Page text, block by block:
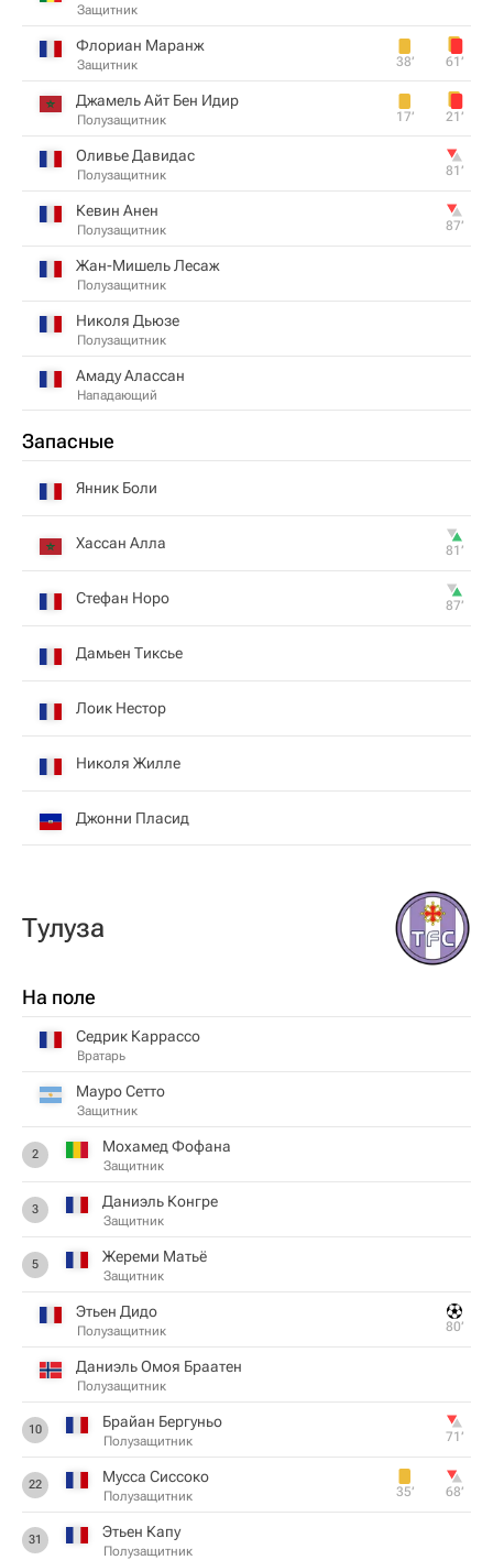
Защитник
Флориан Маранж
Защитник 38‎’‎ 61‎’‎
Джамель Айт Бен Идир
Полузащитник 17‎’‎ 21‎’‎
Оливье Давидас
Полузащитник 81‎’‎
Кевин Анен
Полузащитник 87‎’‎
Жан-Мишель Лесаж
Полузащитник
Николя Дьюзе
Полузащитник
Амаду Алассан
Нападающий
Запасные
Янник Боли
Хассан Алла 81‎’‎
Стефан Норо 87‎’‎
Дамьен Тиксье
Лоик Нестор
Николя Жилле
Джонни Пласид
Тулуза
На поле
Седрик Каррассо
Вратарь
Мауро Сетто
Защитник
2 Мохамед Фофана
Защитник
3 Даниэль Конгре
Защитник
5 Жереми Матьё
Защитник
Этьен Дидо
Полузащитник 80‎’‎
Даниэль Омоя Браатен
Полузащитник
10 Брайан Бергуньо
Полузащитник 71‎’‎
22 Мусса Сиссоко
Полузащитник 35‎’‎ 68‎’‎
31 Этьен Капу
Полузащитник